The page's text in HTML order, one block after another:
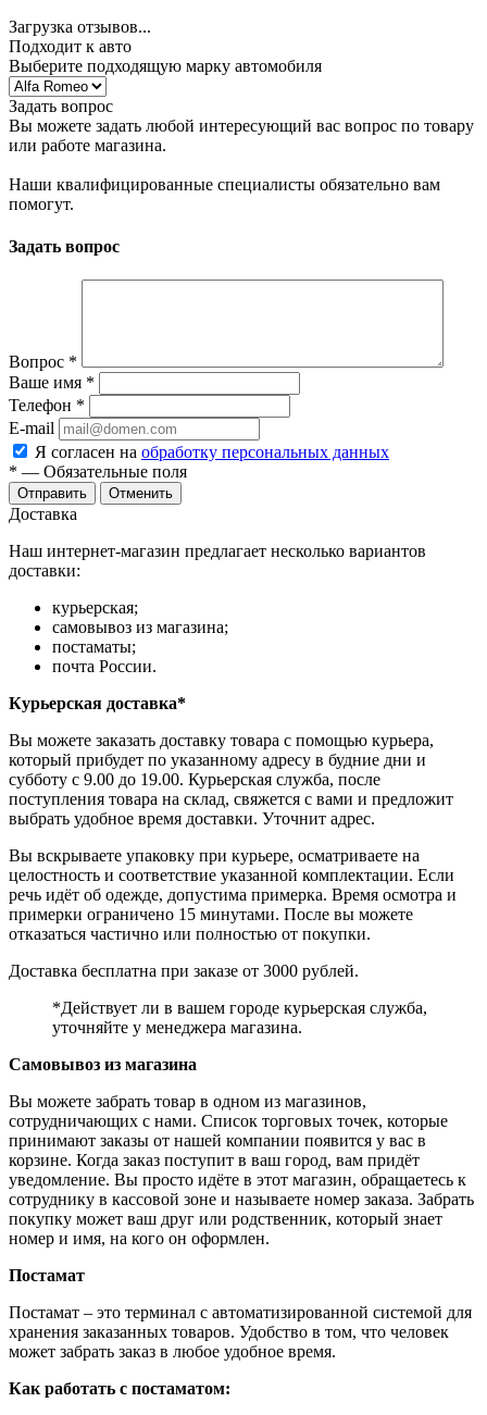
Загрузка отзывов...
Подходит к авто
Выберите подходящую марку автомобиля
Задать вопрос
Вы можете задать любой интересующий вас вопрос по товару
или работе магазина.
Наши квалифицированные специалисты обязательно вам
помогут.
Задать вопрос
Вопрос *
Ваше имя *
Телефон *
E-mail
Я согласен на обработку персональных данных
* — Обязательные поля
Отправить Отменить
Доставка
Наш интернет-магазин предлагает несколько вариантов
доставки:
курьерская;
самовывоз из магазина;
постаматы;
почта России.
Курьерская доставка*
Вы можете заказать доставку товара с помощью курьера,
который прибудет по указанному адресу в будние дни и
субботу с 9.00 до 19.00. Курьерская служба, после
поступления товара на склад, свяжется с вами и предложит
выбрать удобное время доставки. Уточнит адрес.
Вы вскрываете упаковку при курьере, осматриваете на
целостность и соответствие указанной комплектации. Если
речь идёт об одежде, допустима примерка. Время осмотра и
примерки ограничено 15 минутами. После вы можете
отказаться частично или полностью от покупки.
Доставка бесплатна при заказе от 3000 рублей.
*Действует ли в вашем городе курьерская служба,
уточняйте у менеджера магазина.
Самовывоз из магазина
Вы можете забрать товар в одном из магазинов,
сотрудничающих с нами. Список торговых точек, которые
принимают заказы от нашей компании появится у вас в
корзине. Когда заказ поступит в ваш город, вам придёт
уведомление. Вы просто идёте в этот магазин, обращаетесь к
сотруднику в кассовой зоне и называете номер заказа. Забрать
покупку может ваш друг или родственник, который знает
номер и имя, на кого он оформлен.
Постамат
Постамат – это терминал с автоматизированной системой для
хранения заказанных товаров. Удобство в том, что человек
может забрать заказ в любое удобное время.
Как работать с постаматом: